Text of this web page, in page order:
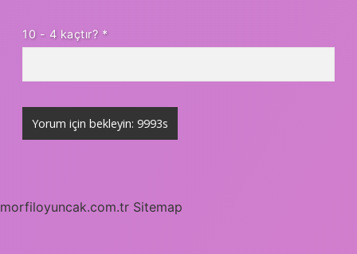
10 - 4 kaçtır? *
morfiloyuncak.com.tr Sitemap